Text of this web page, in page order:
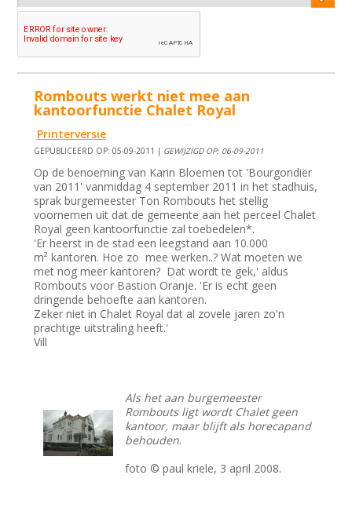
Rombouts werkt niet mee aan
kantoorfunctie Chalet Royal
Printerversie
GEPUBLICEERD OP: 05-09-2011 | GEWIJZIGD OP: 06-09-2011
Op de benoeming van Karin Bloemen tot 'Bourgondiër
van 2011' vanmiddag 4 september 2011 in het stadhuis,
sprak burgemeester Ton Rombouts het stellig
voornemen uit dat de gemeente aan het perceel Chalet
Royal geen kantoorfunctie zal toebedelen*.
'Er heerst in de stad een leegstand aan 10.000
m² kantoren. Hoe zo mee werken..? Wat moeten we
met nog meer kantoren? Dat wordt te gek,' aldus
Rombouts voor Bastion Oranje. 'Er is echt geen
dringende behoefte aan kantoren.
Zeker niet in Chalet Royal dat al zovele jaren zo'n
prachtige uitstraling heeft.'
Vill
Als het aan burgemeester
Rombouts ligt wordt Chalet geen
kantoor, maar blijft als horecapand
behouden.
foto © paul kriele, 3 april 2008.